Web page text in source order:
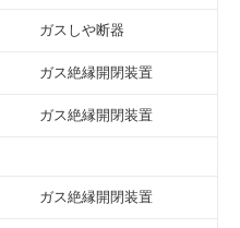
ガスしや断器
ガス絶縁開閉装置
ガス絶縁開閉装置
ガス絶縁開閉装置